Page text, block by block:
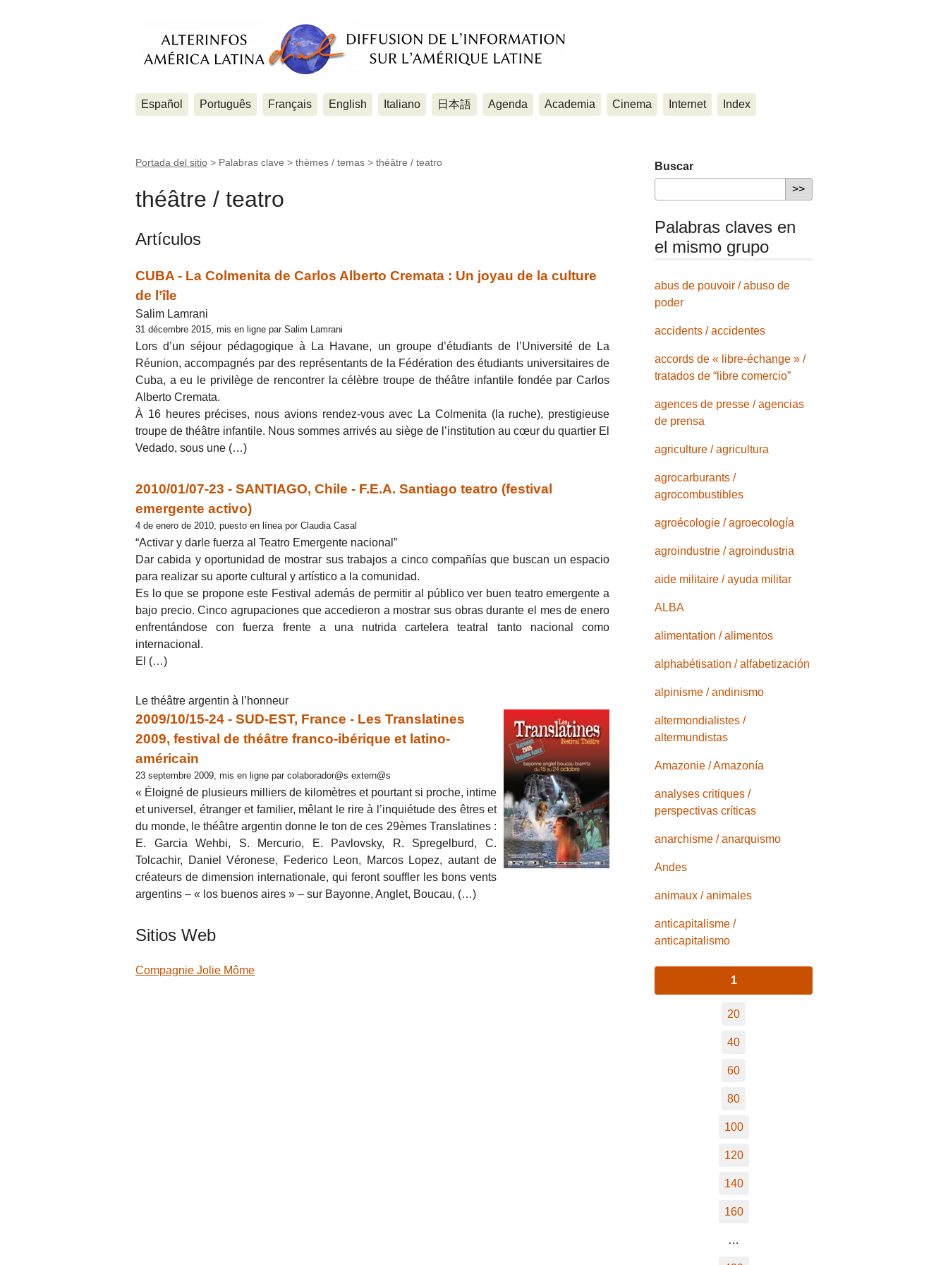
Español Português Français English Italiano 日本語 Agenda Academia Cinema Internet Index
Portada del sitio > Palabras clave > thèmes / temas > théâtre / teatro
théâtre / teatro
Artículos
CUBA - La Colmenita de Carlos Alberto Cremata : Un joyau de la culture
de l’île
Salim Lamrani
31 décembre 2015, mis en ligne par Salim Lamrani
Lors d’un séjour pédagogique à La Havane, un groupe d’étudiants de l’Université de La
Réunion, accompagnés par des représentants de la Fédération des étudiants universitaires de
Cuba, a eu le privilège de rencontrer la célèbre troupe de théâtre infantile fondée par Carlos
Alberto Cremata.
À 16 heures précises, nous avions rendez-vous avec La Colmenita (la ruche), prestigieuse
troupe de théâtre infantile. Nous sommes arrivés au siège de l’institution au cœur du quartier El
Vedado, sous une (…)
2010/01/07-23 - SANTIAGO, Chile - F.E.A. Santiago teatro (festival
emergente activo)
4 de enero de 2010, puesto en línea por Claudia Casal
“Activar y darle fuerza al Teatro Emergente nacional”
Dar cabida y oportunidad de mostrar sus trabajos a cinco compañías que buscan un espacio
para realizar su aporte cultural y artístico a la comunidad.
Es lo que se propone este Festival además de permitir al público ver buen teatro emergente a
bajo precio. Cinco agrupaciones que accedieron a mostrar sus obras durante el mes de enero
enfrentándose con fuerza frente a una nutrida cartelera teatral tanto nacional como
internacional.
El (…)
Le théâtre argentin à l’honneur
2009/10/15-24 - SUD-EST, France - Les Translatines
2009, festival de théâtre franco-ibérique et latino-
américain
23 septembre 2009, mis en ligne par colaborador@s extern@s
« Éloigné de plusieurs milliers de kilomètres et pourtant si proche, intime
et universel, étranger et familier, mêlant le rire à l’inquiétude des êtres et
du monde, le théâtre argentin donne le ton de ces 29èmes Translatines :
E. Garcia Wehbi, S. Mercurio, E. Pavlovsky, R. Spregelburd, C.
Tolcachir, Daniel Véronese, Federico Leon, Marcos Lopez, autant de
créateurs de dimension internationale, qui feront souffler les bons vents
argentins – « los buenos aires » – sur Bayonne, Anglet, Boucau, (…)
Sitios Web
Compagnie Jolie Môme
Buscar
Palabras claves en
el mismo grupo
abus de pouvoir / abuso de
poder
accidents / accidentes
accords de « libre-échange » /
tratados de “libre comercio”
agences de presse / agencias
de prensa
agriculture / agricultura
agrocarburants /
agrocombustibles
agroécologie / agroecología
agroindustrie / agroindustria
aide militaire / ayuda militar
ALBA
alimentation / alimentos
alphabétisation / alfabetización
alpinisme / andinismo
altermondialistes /
altermundistas
Amazonie / Amazonía
analyses critiques /
perspectivas críticas
anarchisme / anarquismo
Andes
animaux / animales
anticapitalisme /
anticapitalismo
1
20
40
60
80
100
120
140
160
…